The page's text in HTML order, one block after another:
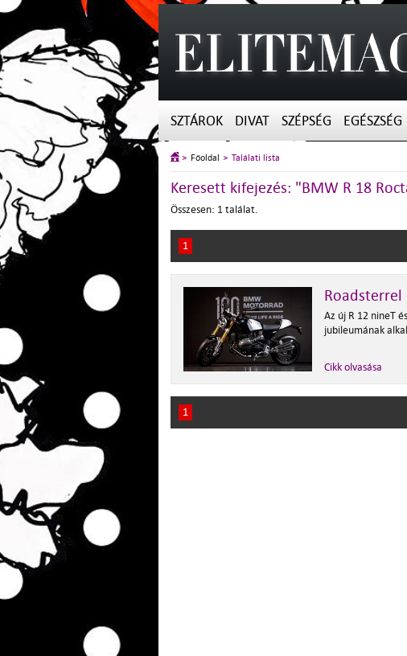
SZTÁROK DIVAT SZÉPSÉG EGÉSZSÉG
Főoldal Találati lista
Keresett kifejezés: "BMW R 18
Összesen: 1 találat.
1
Az új R 12 nineT
jubileumának
Cikk olvasása
1